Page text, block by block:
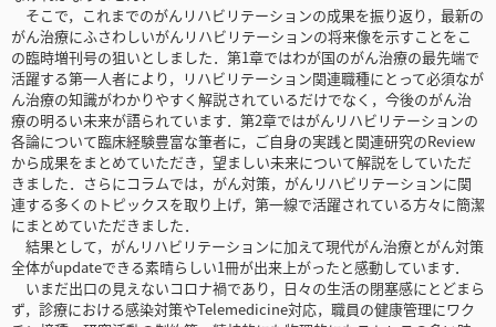
そこで，これまでのがんリハビリテーションの成果を振り返り，最新の
がん治療にふさわしいがんリハビリテーションの将来像を示すことをこ
の臨時増刊号の狙いとしました．第1章ではわが国のがん治療の最先端で
活躍する第一人者により，リハビリテーション関連職種にとって必須なが
ん治療の知識がわかりやすく解説されているだけでなく，今後のがん治
療の明るい未来が語られています．第2章ではがんリハビリテーションの
各論について臨床経験豊富な筆者に，ご自身の実践と関連研究のReview
から成果をまとめていただき，望ましい未来について解説をしていただ
きました．さらにコラムでは，がん対策，がんリハビリテーションに関
連する多くのトピックスを取り上げ，第一線で活躍されている方々に簡潔
にまとめていただきました．
結果として，がんリハビリテーションに加えて現代がん治療とがん対策
全体がupdateできる素晴らしい1冊が出来上がったと感動しています．
いまだ出口の見えないコロナ禍であり，日々の生活の閉塞感にとどまら
ず，診療における感染対策やTelemedicine対応，職員の健康管理にワク